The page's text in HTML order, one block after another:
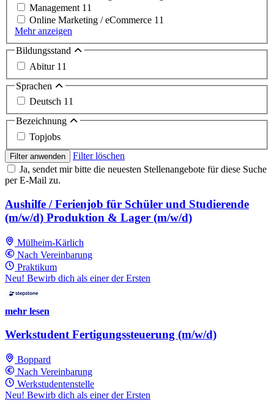
Management 11
Online Marketing / eCommerce 11
Mehr anzeigen
Bildungsstand
Abitur 11
Sprachen
Deutsch 11
Bezeichnung
Topjobs
Filter anwenden
Filter löschen
Ja, sendet mir bitte die neuesten Stellenangebote für diese Suche
per E-Mail zu.
Aushilfe / Ferienjob für Schüler und Studierende
(m/w/d) Produktion & Lager (m/w/d)
Mülheim-Kärlich
Nach Vereinbarung
Praktikum
Neu! Bewirb dich als einer der Ersten
mehr lesen
Werkstudent Fertigungssteuerung (m/w/d)
Boppard
Nach Vereinbarung
Werkstudentenstelle
Neu! Bewirb dich als einer der Ersten